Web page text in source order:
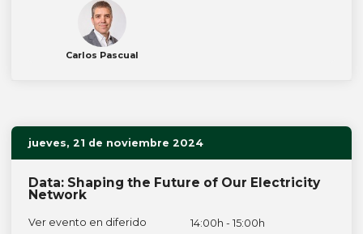
Carlos Pascual
jueves, 21 de noviembre 2024
Data: Shaping the Future of Our Electricity
Network
Ver evento en diferido 14:00h - 15:00h